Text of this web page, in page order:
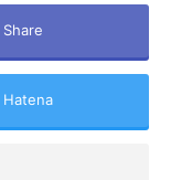
Share
Hatena